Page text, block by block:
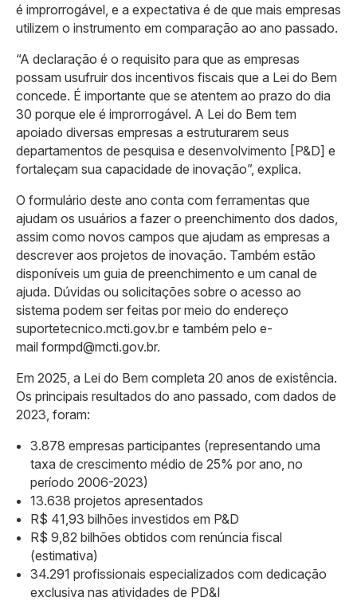
é improrrogável, e a expectativa é de que mais empresas
utilizem o instrumento em comparação ao ano passado.
“A declaração é o requisito para que as empresas
possam usufruir dos incentivos fiscais que a Lei do Bem
concede. É importante que se atentem ao prazo do dia
30 porque ele é improrrogável. A Lei do Bem tem
apoiado diversas empresas a estruturarem seus
departamentos de pesquisa e desenvolvimento [P&D] e
fortaleçam sua capacidade de inovação”, explica.
O formulário deste ano conta com ferramentas que
ajudam os usuários a fazer o preenchimento dos dados,
assim como novos campos que ajudam as empresas a
descrever aos projetos de inovação. Também estão
disponíveis um guia de preenchimento e um canal de
ajuda. Dúvidas ou solicitações sobre o acesso ao
sistema podem ser feitas por meio do endereço
suportetecnico.mcti.gov.br e também pelo e-
mail formpd@mcti.gov.br.
Em 2025, a Lei do Bem completa 20 anos de existência.
Os principais resultados do ano passado, com dados de
2023, foram:
3.878 empresas participantes (representando uma
taxa de crescimento médio de 25% por ano, no
período 2006-2023)
13.638 projetos apresentados
R$ 41,93 bilhões investidos em P&D
R$ 9,82 bilhões obtidos com renúncia fiscal
(estimativa)
34.291 profissionais especializados com dedicação
exclusiva nas atividades de PD&I